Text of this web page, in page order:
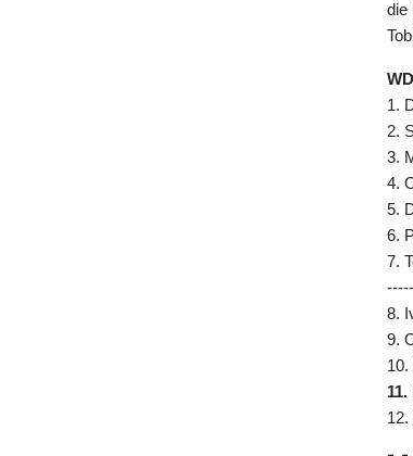
die
1.
2.
3.
4.
5.
6.
7.
-----
8.
9.
10.